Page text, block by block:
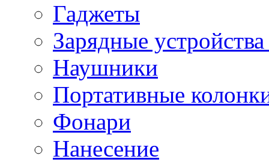
Гаджеты
Зарядные
Наушники
Портативные
Фонари
Нанесение